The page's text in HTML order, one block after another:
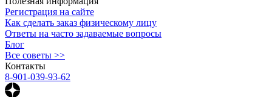
Регистрация на сайте
Как сделать заказ физическому лицу
Ответы на часто задаваемые вопросы
Блог
Все советы >>
Контакты
8-901-039-93-62